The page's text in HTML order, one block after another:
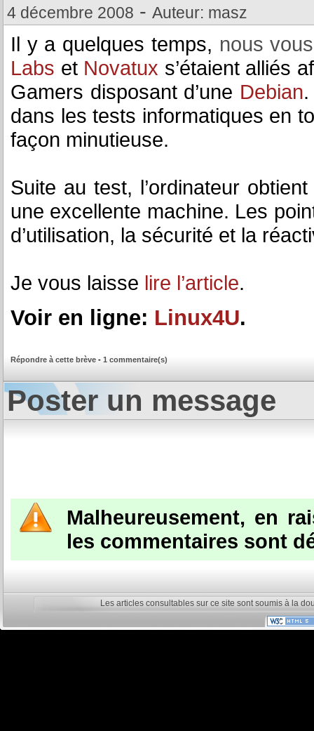
4 décembre 2008 - Auteur: masz
Il y a quelques temps, nous
Labs et Novatux s’étaient alliés
Gamers disposant d’une Debian
dans les tests informatiques en
façon minutieuse.
Suite au test, l’ordinateur
une excellente machine. Les
d’utilisation, la sécurité et la
Je vous laisse lire l’article.
Voir en ligne: Linux4U.
Répondre à cette brève - 1 commentaire(s)
Poster un message
Malheureusement, en
les commentaires sont
Les articles consultables sur ce site sont soumis à la